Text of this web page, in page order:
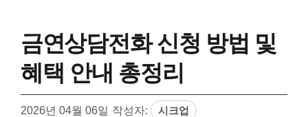
금연상담전화 신청 방법 및
혜택 안내 총정리
2026년 04월 06일 작성자: 시크업